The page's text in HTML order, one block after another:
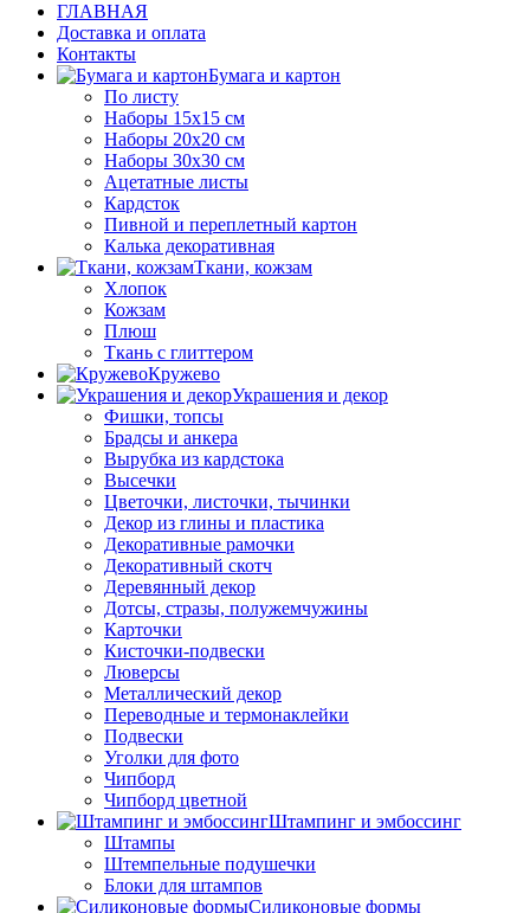
ГЛАВНАЯ
Доставка и оплата
Контакты
Бумага и картон
По листу
Наборы 15х15 см
Наборы 20х20 см
Наборы 30х30 см
Ацетатные листы
Кардсток
Пивной и переплетный картон
Калька декоративная
Ткани, кожзам
Хлопок
Кожзам
Плюш
Ткань с глиттером
Кружево
Украшения и декор
Фишки, топсы
Брадсы и анкера
Вырубка из кардстока
Высечки
Цветочки, листочки, тычинки
Декор из глины и пластика
Декоративные рамочки
Декоративный скотч
Деревянный декор
Дотсы, стразы, полужемчужины
Карточки
Кисточки-подвески
Люверсы
Металлический декор
Переводные и термонаклейки
Подвески
Уголки для фото
Чипборд
Чипборд цветной
Штампинг и эмбоссинг
Штампы
Штемпельные подушечки
Блоки для штампов
Силиконовые формы